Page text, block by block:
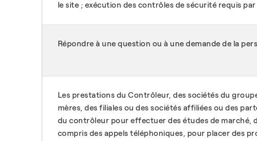
le site ; exécution des contrôles de sécurité requis par
Répondre à une question ou à une demande de la
Les prestations du Contrôleur, des sociétés du
mères, des filiales ou des sociétés affiliées ou des
du contrôleur pour effectuer des études de marché,
compris des appels téléphoniques, pour placer des